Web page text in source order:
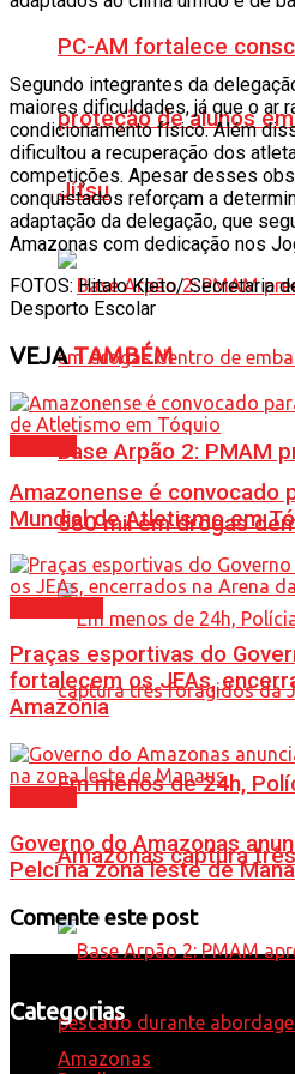
PC-AM fortalece
proteção de alunos
Jítsu
Base Arpão 2: PMAM
580 mil em drogas
Em menos de 24h,
Amazonas captura
Segundo integrantes da
maiores dificuldades, já que o ar
condicionamento físico. Além
dificultou a recuperação dos
competições. Apesar desses
conquistados reforçam a
adaptação da delegação, que
Amazonas com dedicação nos
FOTOS: Hitalo Kleto/ Secretaria
Desporto Escolar
VEJATAMBÉM
Amazonense é convocado
Mundial de Atletismo em
Praças esportivas do
fortalecem os JEAs,
Amazônia
Governo do Amazonas
Pelci na zona leste de
Comente este post
Categorias
Amazonas